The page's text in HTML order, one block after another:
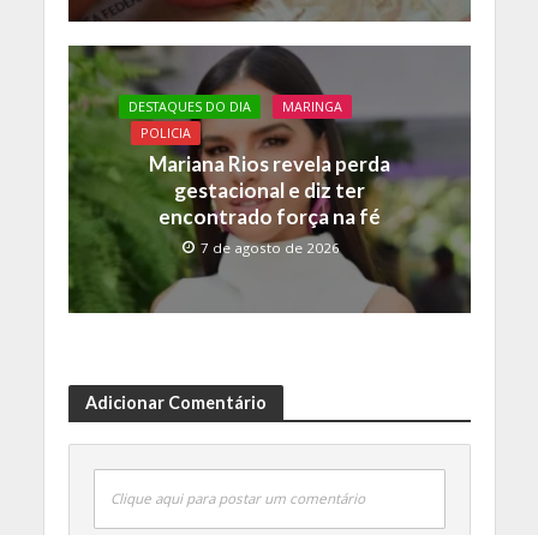
DESTAQUES DO DIA
MARINGA
POLICIA
Mariana Rios revela perda
gestacional e diz ter
encontrado força na fé
7 de agosto de 2026
Adicionar Comentário
Clique aqui para postar um comentário